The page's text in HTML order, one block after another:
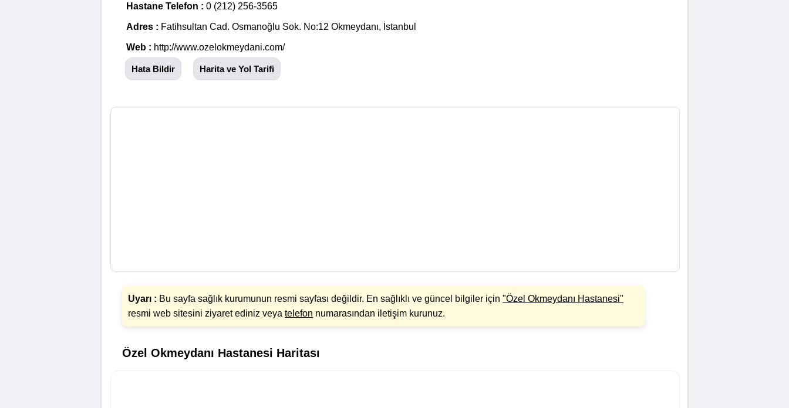
Hastane Telefon : 0 (212) 256-3565
Adres : Fatihsultan Cad. Osmanoğlu Sok. No:12 Okmeydanı, İstanbul
Web : http://www.ozelokmeydani.com/
Hata Bildir Harita ve Yol Tarifi
Uyarı : Bu sayfa sağlık kurumunun resmi sayfası değildir. En sağlıklı ve güncel bilgiler için "Özel Okmeydanı Hastanesi"
resmi web sitesini ziyaret ediniz veya telefon numarasından iletişim kurunuz.
Özel Okmeydanı Hastanesi Haritası